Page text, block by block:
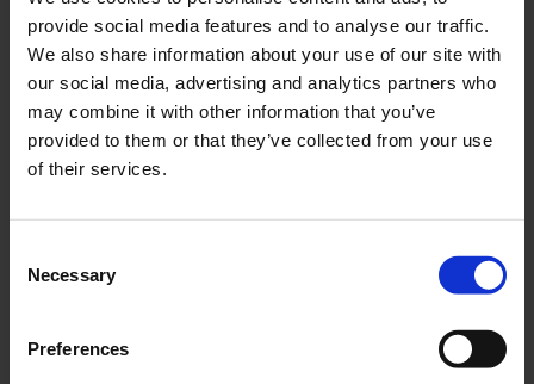
provide social media features and to analyse our traffic.
We also share information about your use of our site with
our social media, advertising and analytics partners who
may combine it with other information that you’ve
provided to them or that they’ve collected from your use
of their services.
Selection
Necessary
Preferences
MEER WETEN?
Bel of mail voor een afspraak
←
Press release Annual